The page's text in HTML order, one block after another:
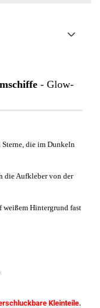
- Glow-
die im Dunkeln
die Aufkleber von der
weißem Hintergrund fast
Kleinteile.